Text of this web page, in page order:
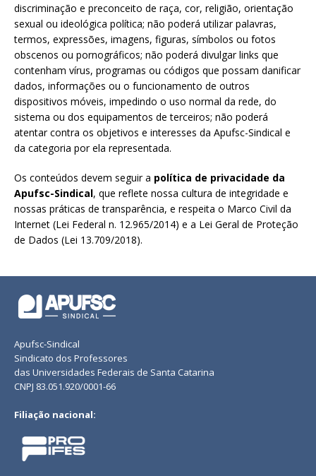
discriminação e preconceito de raça, cor, religião, orientação
sexual ou ideológica política; não poderá utilizar palavras,
termos, expressões, imagens, figuras, símbolos ou fotos
obscenos ou pornográficos; não poderá divulgar links que
contenham vírus, programas ou códigos que possam danificar
dados, informações ou o funcionamento de outros
dispositivos móveis, impedindo o uso normal da rede, do
sistema ou dos equipamentos de terceiros; não poderá
atentar contra os objetivos e interesses da Apufsc-Sindical e
da categoria por ela representada.
Os conteúdos devem seguir a política de privacidade da
Apufsc-Sindical, que reflete nossa cultura de integridade e
nossas práticas de transparência, e respeita o Marco Civil da
Internet (Lei Federal n. 12.965/2014) e a Lei Geral de Proteção
de Dados (Lei 13.709/2018).
Apufsc-Sindical
Sindicato dos Professores
das Universidades Federais de Santa Catarina
CNPJ 83.051.920/0001-66
Filiação nacional: